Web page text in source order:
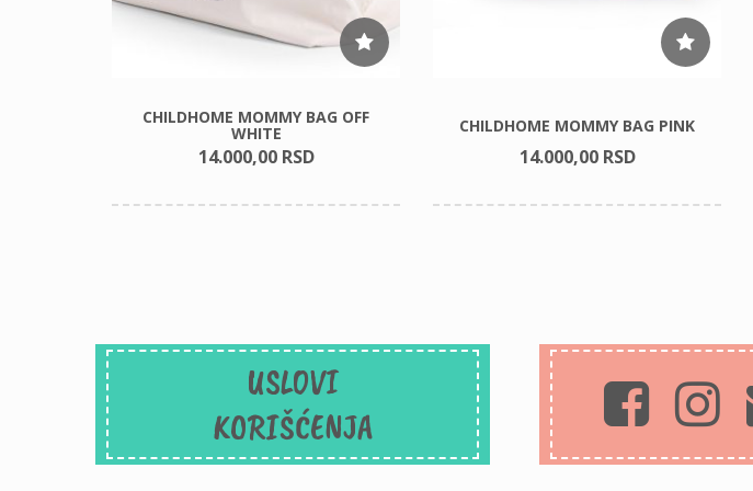
CHILDHOME MOMMY BAG OFF
WHITE
14.000,00 RSD
CHILDHOME MOMMY BAG PINK
14.000,00 RSD
USLOVI
KORIŠĆENJA